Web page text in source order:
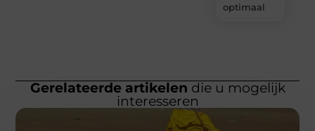
optimaal
Gerelateerde artikelen die u mogelijk
interesseren